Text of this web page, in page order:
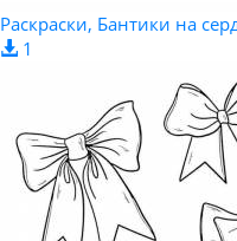
Раскраски, Бантики на
1